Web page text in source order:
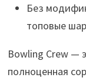
Без
топовые
Bowling Crew —
полноценная